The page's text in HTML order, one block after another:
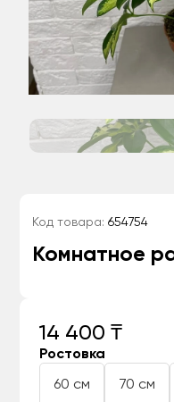
Код товара: 654754
Комнатное
14 400 ₸
Ростовка
60 см 70 см